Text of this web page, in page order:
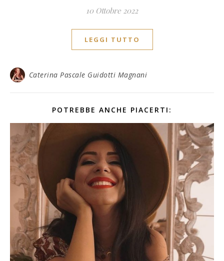
10 Ottobre 2022
LEGGI TUTTO
Caterina Pascale Guidotti Magnani
POTREBBE ANCHE PIACERTI: